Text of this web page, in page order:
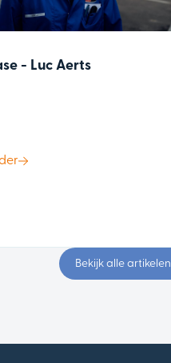
- Luc Aerts
Bekijk alle artikelen